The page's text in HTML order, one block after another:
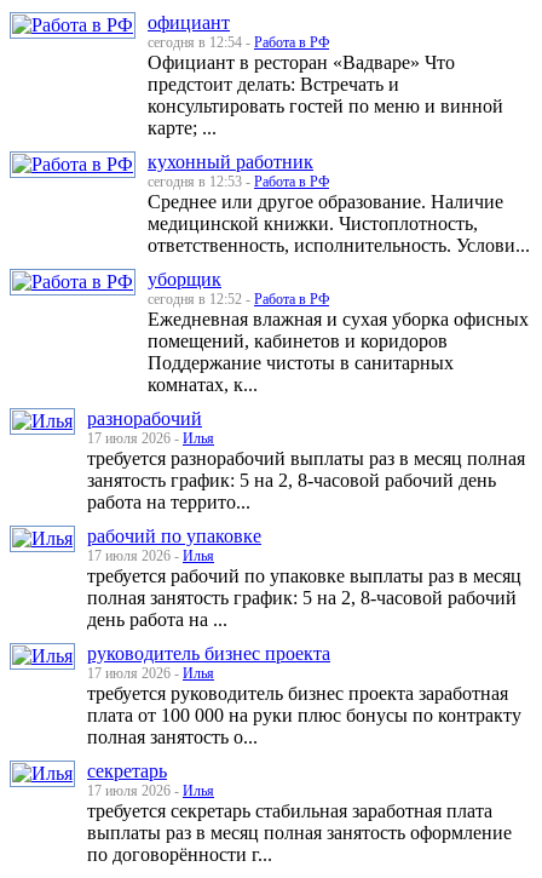
официант
сегодня в 12:54 - Работа в РФ
Официант в ресторан «Вадваре» Что
предстоит делать: Встречать и
консультировать гостей по меню и винной
карте; ...
кухонный работник
сегодня в 12:53 - Работа в РФ
Среднее или другое образование. Наличие
медицинской книжки. Чистоплотность,
ответственность, исполнительность. Услови...
уборщик
сегодня в 12:52 - Работа в РФ
Ежедневная влажная и сухая уборка офисных
помещений, кабинетов и коридоров
Поддержание чистоты в санитарных
комнатах, к...
разнорабочий
17 июля 2026 - Илья
требуется разнорабочий выплаты раз в месяц полная
занятость график: 5 на 2, 8-часовой рабочий день
работа на террито...
рабочий по упаковке
17 июля 2026 - Илья
требуется рабочий по упаковке выплаты раз в месяц
полная занятость график: 5 на 2, 8-часовой рабочий
день работа на ...
руководитель бизнес проекта
17 июля 2026 - Илья
требуется руководитель бизнес проекта заработная
плата от 100 000 на руки плюс бонусы по контракту
полная занятость о...
секретарь
17 июля 2026 - Илья
требуется секретарь стабильная заработная плата
выплаты раз в месяц полная занятость оформление
по договорённости г...